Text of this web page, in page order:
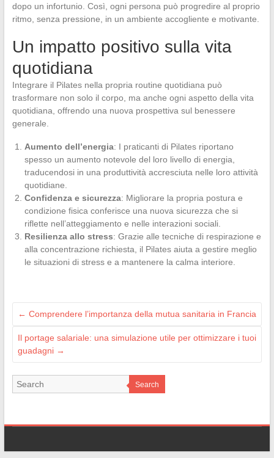
dopo un infortunio. Così, ogni persona può progredire al proprio
ritmo, senza pressione, in un ambiente accogliente e motivante.
Un impatto positivo sulla vita
quotidiana
Integrare il Pilates nella propria routine quotidiana può
trasformare non solo il corpo, ma anche ogni aspetto della vita
quotidiana, offrendo una nuova prospettiva sul benessere
generale.
Aumento dell’energia: I praticanti di Pilates riportano
spesso un aumento notevole del loro livello di energia,
traducendosi in una produttività accresciuta nelle loro attività
quotidiane.
Confidenza e sicurezza: Migliorare la propria postura e
condizione fisica conferisce una nuova sicurezza che si
riflette nell’atteggiamento e nelle interazioni sociali.
Resilienza allo stress: Grazie alle tecniche di respirazione e
alla concentrazione richiesta, il Pilates aiuta a gestire meglio
le situazioni di stress e a mantenere la calma interiore.
← Comprendere l’importanza della mutua sanitaria in Francia
Il portage salariale: una simulazione utile per ottimizzare i tuoi
guadagni →
Search